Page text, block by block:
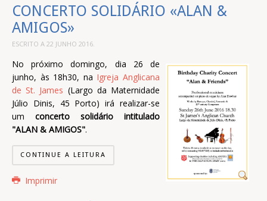
CONCERTO SOLIDÁRIO «ALAN &
AMIGOS»
ESCRITO A 22 JUNHO 2016.
No próximo domingo, dia 26 de
junho, às 18h30, na Igreja Anglicana
de St. James (Largo da Maternidade
Júlio Dinis, 45 Porto) irá realizar-se
um concerto solidário intitulado
"ALAN & AMIGOS".
CONTINUE A LEITURA
Imprimir